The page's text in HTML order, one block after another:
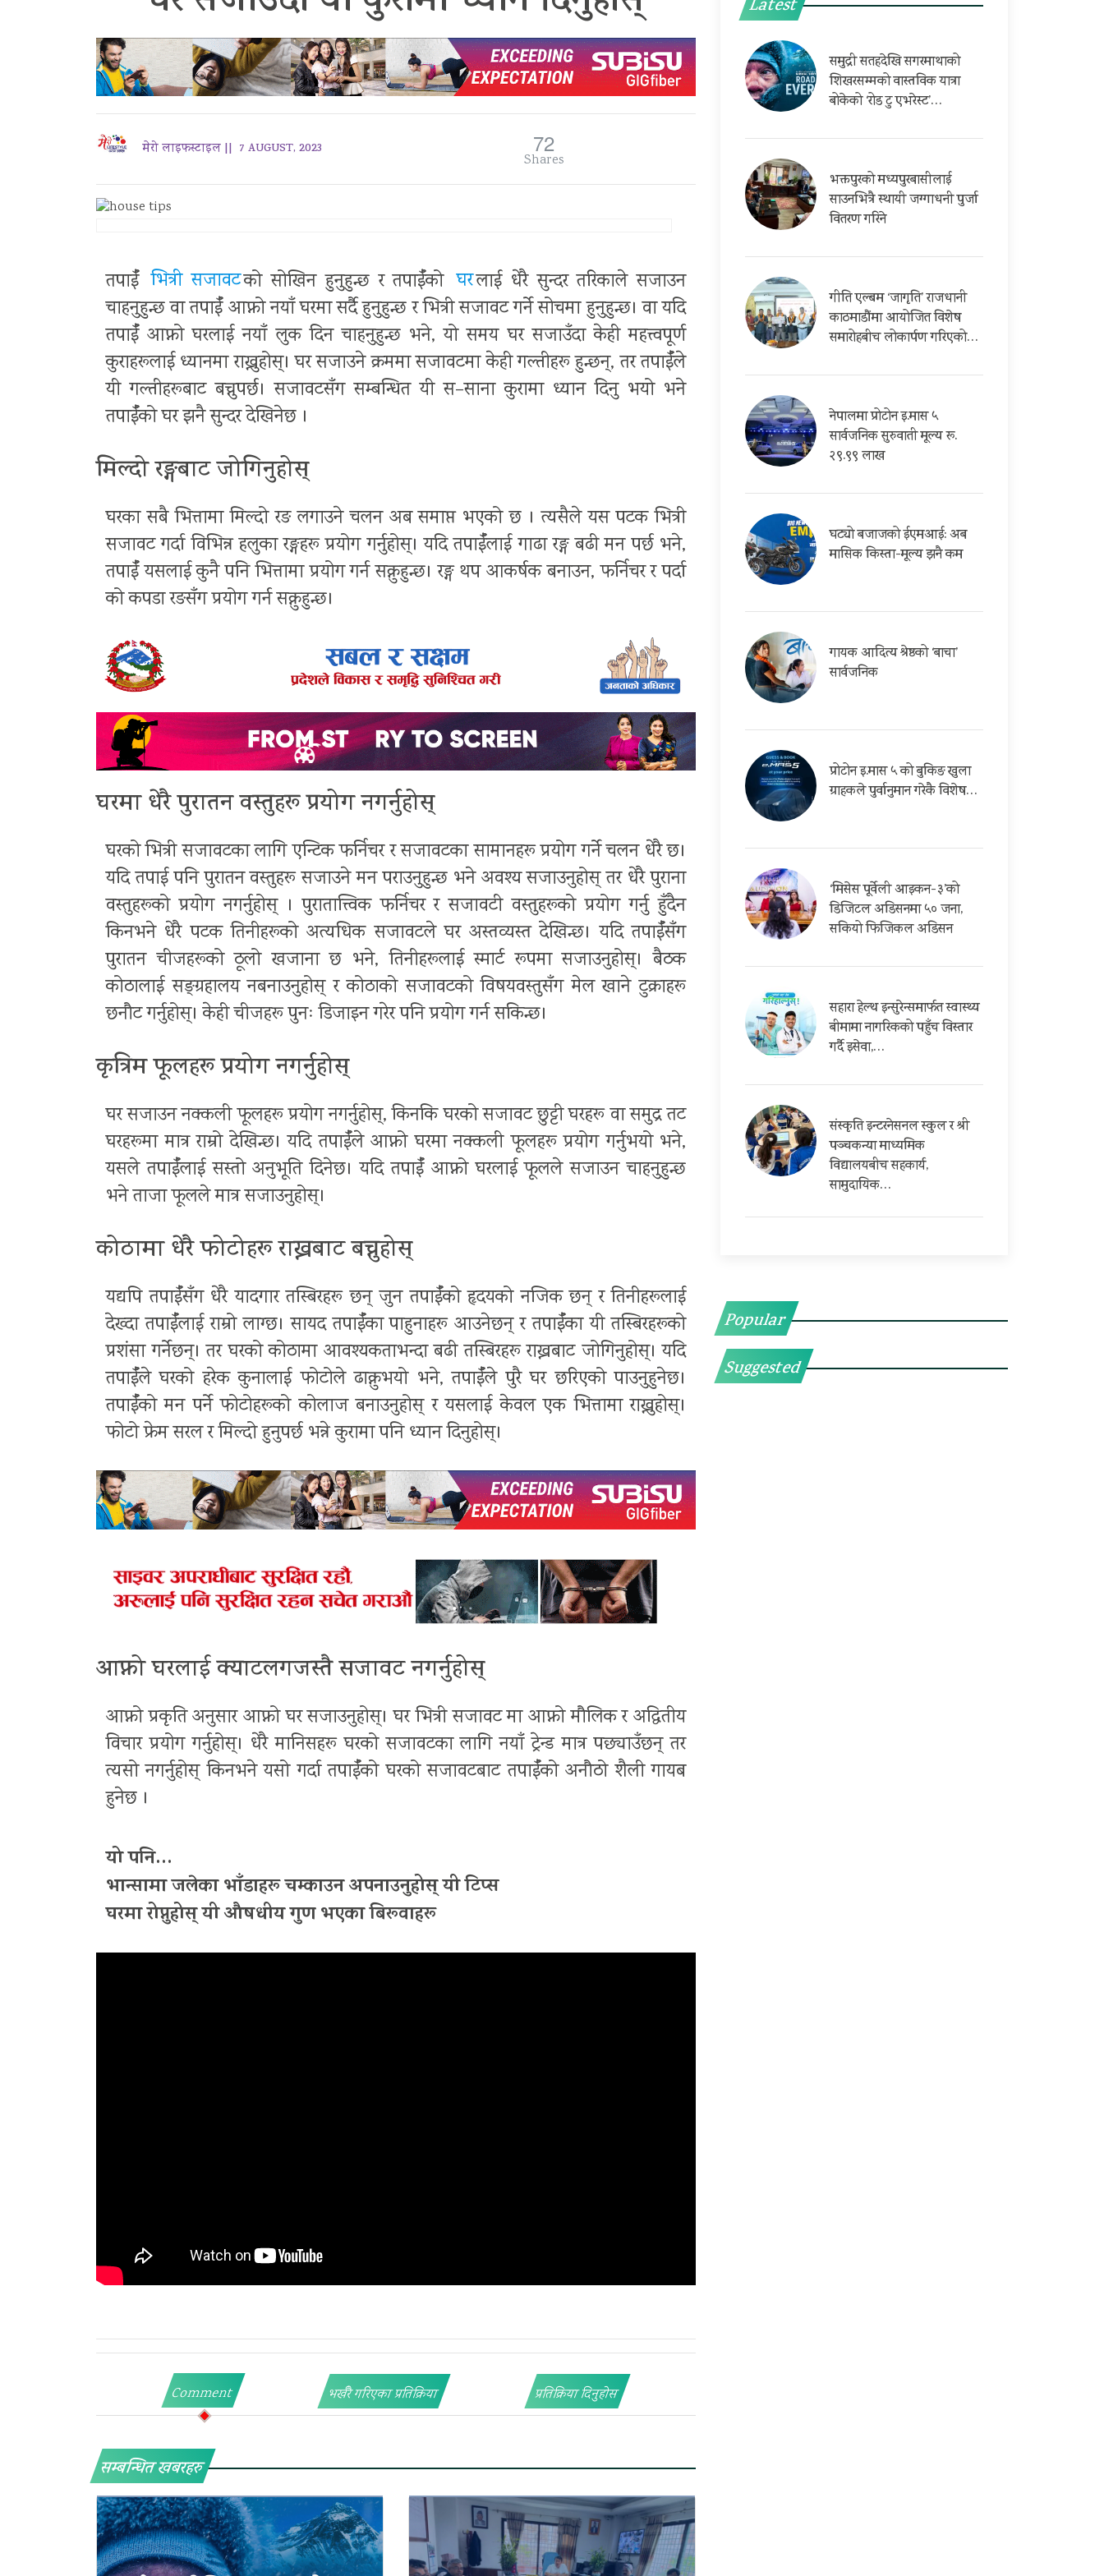
मेरो लाइफस्टाइल || 7 AUGUST, 2023 72
Shares
तपाईँ भित्री सजावटको सोखिन हुनुहुन्छ र तपाईँको घरलाई धेरै सुन्दर तरिकाले सजाउन
चाहनुहुन्छ वा तपाईँ आफ्नो नयाँ घरमा सर्दै हुनुहुन्छ र भित्री सजावट गर्ने सोचमा हुनुहुन्छ। वा यदि
तपाईँ आफ्नो घरलाई नयाँ लुक दिन चाहनुहुन्छ भने, यो समय घर सजाउँदा केही महत्त्वपूर्ण
कुराहरूलाई ध्यानमा राख्नुहोस्। घर सजाउने क्रममा सजावटमा केही गल्तीहरू हुन्छन्, तर तपाईँले
यी गल्तीहरूबाट बच्नुपर्छ। सजावटसँग सम्बन्धित यी स–साना कुरामा ध्यान दिनु भयो भने
तपाईँको घर झनै सुन्दर देखिनेछ ।
मिल्दो रङ्गबाट जोगिनुहोस्
घरका सबै भित्तामा मिल्दो रङ लगाउने चलन अब समाप्त भएको छ । त्यसैले यस पटक भित्री
सजावट गर्दा विभिन्न हलुका रङ्गहरू प्रयोग गर्नुहोस्। यदि तपाईँलाई गाढा रङ्ग बढी मन पर्छ भने,
तपाईँ यसलाई कुनै पनि भित्तामा प्रयोग गर्न सक्नुहुन्छ। रङ्ग थप आकर्षक बनाउन, फर्निचर र पर्दा
को कपडा रङसँग प्रयोग गर्न सक्नुहुन्छ।
घरमा धेरै पुरातन वस्तुहरू प्रयोग नगर्नुहोस्
घरको भित्री सजावटका लागि एन्टिक फर्निचर र सजावटका सामानहरू प्रयोग गर्ने चलन धेरै छ।
यदि तपाई पनि पुरातन वस्तुहरू सजाउने मन पराउनुहुन्छ भने अवश्य सजाउनुहोस् तर धेरै पुराना
वस्तुहरूको प्रयोग नगर्नुहोस् । पुरातात्त्विक फर्निचर र सजावटी वस्तुहरूको प्रयोग गर्नु हुँदैन
किनभने धेरै पटक तिनीहरूको अत्यधिक सजावटले घर अस्तव्यस्त देखिन्छ। यदि तपाईँसँग
पुरातन चीजहरूको ठूलो खजाना छ भने, तिनीहरूलाई स्मार्ट रूपमा सजाउनुहोस्। बैठक
कोठालाई सङ्ग्रहालय नबनाउनुहोस् र कोठाको सजावटको विषयवस्तुसँग मेल खाने टुक्राहरू
छनौट गर्नुहोस्। केही चीजहरू पुनः डिजाइन गरेर पनि प्रयोग गर्न सकिन्छ।
कृत्रिम फूलहरू प्रयोग नगर्नुहोस्
घर सजाउन नक्कली फूलहरू प्रयोग नगर्नुहोस्, किनकि घरको सजावट छुट्टी घरहरू वा समुद्र तट
घरहरूमा मात्र राम्रो देखिन्छ। यदि तपाईँले आफ्नो घरमा नक्कली फूलहरू प्रयोग गर्नुभयो भने,
यसले तपाईँलाई सस्तो अनुभूति दिनेछ। यदि तपाईँ आफ्नो घरलाई फूलले सजाउन चाहनुहुन्छ
भने ताजा फूलले मात्र सजाउनुहोस्।
कोठामा धेरै फोटोहरू राख्नबाट बच्नुहोस्
यद्यपि तपाईँसँग धेरै यादगार तस्बिरहरू छन् जुन तपाईँको हृदयको नजिक छन् र तिनीहरूलाई
देख्दा तपाईँलाई राम्रो लाग्छ। सायद तपाईँका पाहुनाहरू आउनेछन् र तपाईँका यी तस्बिरहरूको
प्रशंसा गर्नेछन्। तर घरको कोठामा आवश्यकताभन्दा बढी तस्बिरहरू राख्नबाट जोगिनुहोस्। यदि
तपाईँले घरको हरेक कुनालाई फोटोले ढाक्नुभयो भने, तपाईँले पुरै घर छरिएको पाउनुहुनेछ।
तपाईँको मन पर्ने फोटोहरूको कोलाज बनाउनुहोस् र यसलाई केवल एक भित्तामा राख्नुहोस्।
फोटो फ्रेम सरल र मिल्दो हुनुपर्छ भन्ने कुरामा पनि ध्यान दिनुहोस्।
आफ्नो घरलाई क्याटलगजस्तै सजावट नगर्नुहोस्
आफ्नो प्रकृति अनुसार आफ्नो घर सजाउनुहोस्। घर भित्री सजावट मा आफ्नो मौलिक र अद्वितीय
विचार प्रयोग गर्नुहोस्। धेरै मानिसहरू घरको सजावटका लागि नयाँ ट्रेन्ड मात्र पछ्याउँछन् तर
त्यसो नगर्नुहोस् किनभने यसो गर्दा तपाईँको घरको सजावटबाट तपाईँको अनौठो शैली गायब
हुनेछ ।
यो पनि…
भान्सामा जलेका भाँडाहरू चम्काउन अपनाउनुहोस् यी टिप्स
घरमा रोप्नुहोस् यी औषधीय गुण भएका बिरूवाहरू
Comment भर्खरै गरिएका प्रतिक्रिया प्रतिक्रिया दिनुहोस
सम्बन्धित खबरहरु
Latest
समुद्री सतहदेखि सगरमाथाको
शिखरसम्मको वास्तविक यात्रा
बोकेको ‘रोड टु एभरेस्ट’…
भक्तपुरको मध्यपुरबासीलाई
साउनभित्रै स्थायी जग्गाधनी पुर्जा
वितरण गरिने
गीति एल्बम ‘जागृति’ राजधानी
काठमाडौंमा आयोजित विशेष
समारोहबीच लोकार्पण गरिएको…
नेपालमा प्रोटोन इ.मास ५
सार्वजनिक सुरुवाती मूल्य रू.
२९.९९ लाख
घट्यो बजाजको ईएमआई: अब
मासिक किस्ता-मूल्य झनै कम
गायक आदित्य श्रेष्ठको ‘बाचा’
सार्वजनिक
प्रोटोन इ.मास ५ को बुकिङ खुला
ग्राहकले पुर्वानुमान गरेकै विशेष…
‘मिसेस पूर्वेली आइकन-३’को
डिजिटल अडिसनमा ५० जना,
सकियो फिजिकल अडिसन
सहारा हेल्थ इन्सुरेन्समार्फत स्वास्थ्य
बीमामा नागरिकको पहुँच विस्तार
गर्दै इसेवा,…
संस्कृति इन्टरनेसनल स्कुल र श्री
पञ्चकन्या माध्यमिक
विद्यालयबीच सहकार्य,
सामुदायिक…
Popular
Suggested